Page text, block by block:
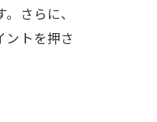
さらに、
トを押さ